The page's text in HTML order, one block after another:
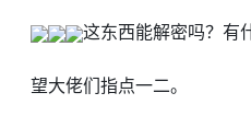
这东西能解密吗？有
望大佬们指点一二。